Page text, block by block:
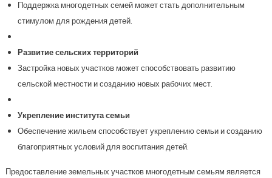
Поддержка многодетных семей может стать дополнительным
стимулом для рождения детей.
Развитие сельских территорий
Застройка новых участков может способствовать развитию
сельской местности и созданию новых рабочих мест.
Укрепление института семьи
Обеспечение жильем способствует укреплению семьи и созданию
благоприятных условий для воспитания детей.
Предоставление земельных участков многодетным семьям является